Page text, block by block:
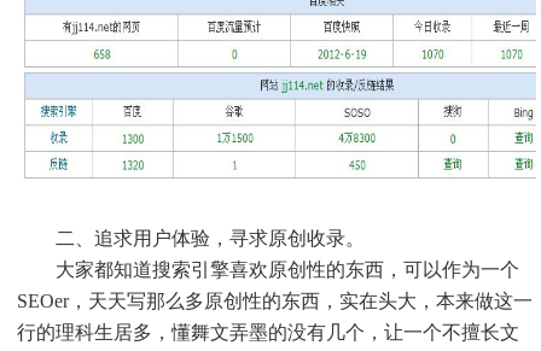
二、追求用户体验，寻求原创收录。
大家都知道搜索引擎喜欢原创性的东西，可以作为一个
SEOer，天天写那么多原创性的东西，实在头大，本来做这一
行的理科生居多，懂舞文弄墨的没有几个，让一个不擅长文